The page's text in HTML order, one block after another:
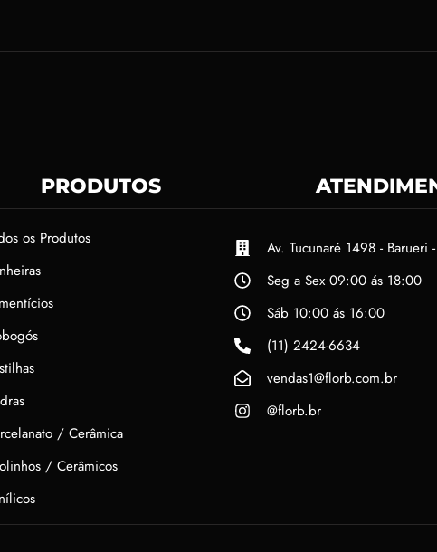
PRODUTOS
os Produtos
/ Cerâmica
/ Cerâmicos
Av. Tucunaré 1498 - Barueri -
Seg a Sex 09:00 ás 18:00
Sáb 10:00 ás 16:00
(11) 2424-6634
vendas1@florb.com.br
@florb.br